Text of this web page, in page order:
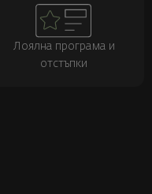
Лоялна програма и
отстъпки